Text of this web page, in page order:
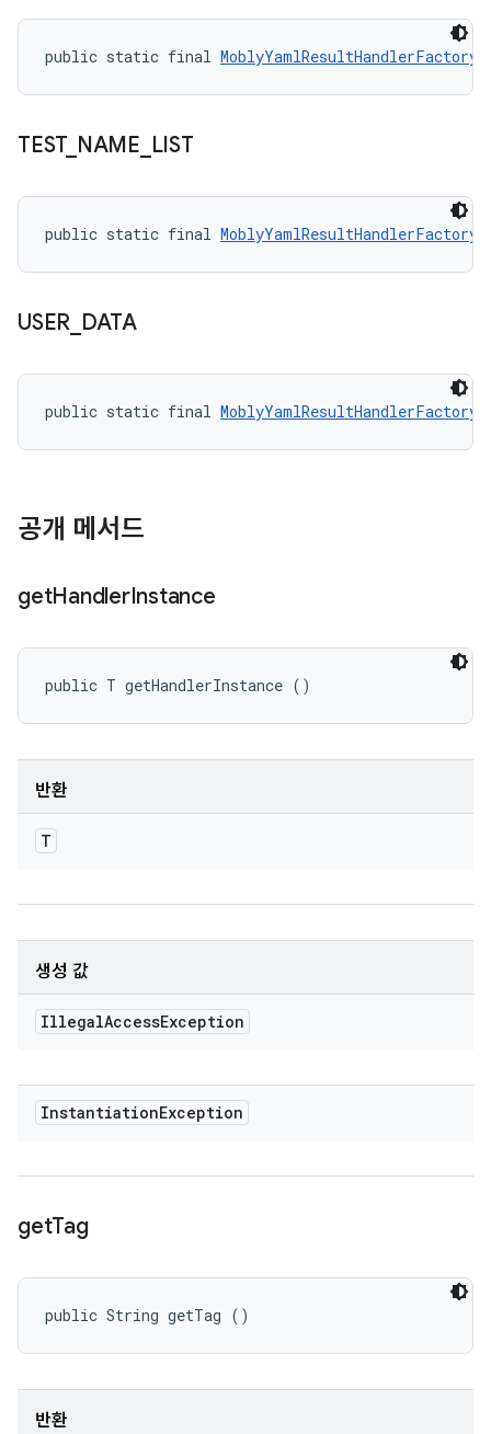
public static final
TEST_ NAME LIST
public static final
USER DATA
public static final
공개 메서드
getHandlerInstance
public T getHandlerInstance ()
반환
T
생성 값
IllegalAccessException
InstantiationException
getTag
public String getTag ()
반환